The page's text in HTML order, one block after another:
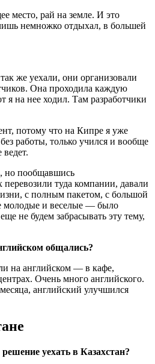
место, рай на земле. И это
немножко отдыхал, в большей
же уехали, они организовали
Она проходила каждую
я на нее ходил. Там разработчики
потому что на Кипре я уже
работы, только учился и вообще
но пообщавшись
перевозили туда компании, давали
с полным пакетом, с большой
молодые и веселые — было
не будем забрасывать эту тему,
общались?
на английском — в кафе,
Очень много английского.
английский улучшился
уехать в Казахстан?